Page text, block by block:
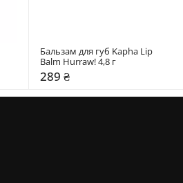
Бальзам для губ Kapha Lip
Balm Hurraw! 4,8 г
289 ₴